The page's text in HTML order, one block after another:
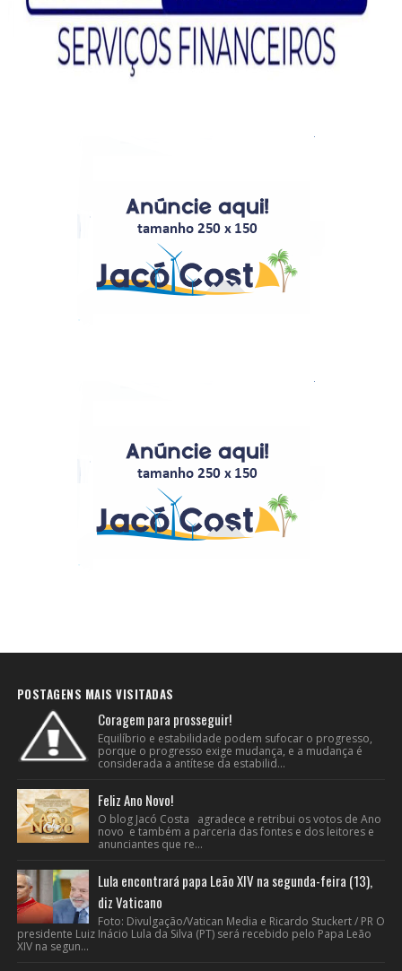
POSTAGENS MAIS VISITADAS
Coragem para prosseguir!
Equilíbrio e estabilidade podem sufocar o progresso,
porque o progresso exige mudança, e a mudança é
considerada a antítese da estabilid...
Feliz Ano Novo!
O blog Jacó Costa agradece e retribui os votos de Ano
novo e também a parceria das fontes e dos leitores e
anunciantes que re...
Lula encontrará papa Leão XIV na segunda-feira (13),
diz Vaticano
Foto: Divulgação/Vatican Media e Ricardo Stuckert / PR O
presidente Luiz Inácio Lula da Silva (PT) será recebido pelo Papa Leão
XIV na segun...